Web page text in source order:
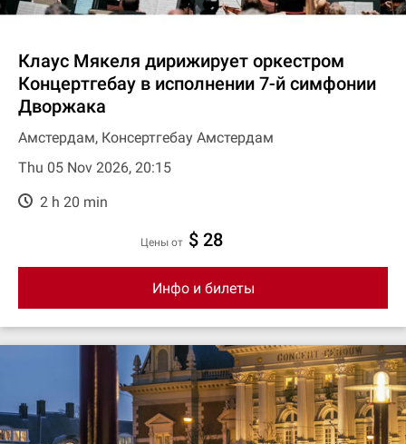
Клаус Мякеля дирижирует оркестром
Концертгебау в исполнении 7-й симфонии
Дворжака
Амстердам, Консертгебау Амстердам
Thu 05 Nov 2026, 20:15
2 h 20 min
цены от $ 28
Инфо и билеты